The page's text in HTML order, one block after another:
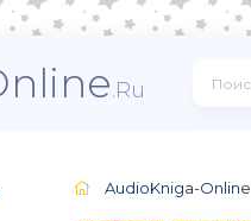
.Ru
AudioKniga-Online